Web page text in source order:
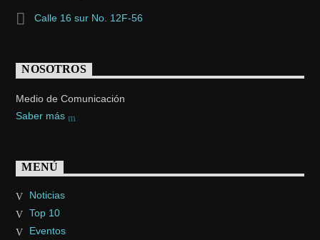
Calle 16 sur No. 12F-56
NOSOTROS
Medio de Comunicación
Saber más
MENÚ
Noticias
Top 10
Eventos